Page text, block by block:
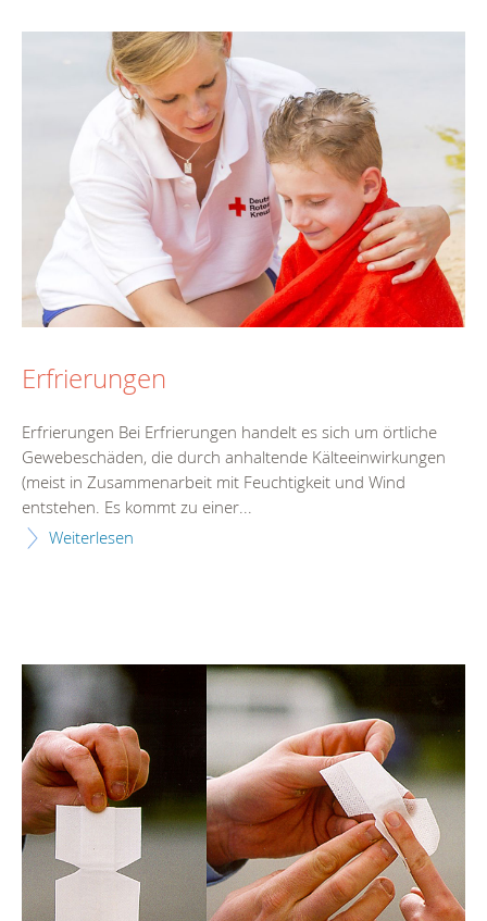
Erfrierungen
Erfrierungen Bei Erfrierungen handelt es sich um örtliche
Gewebeschäden, die durch anhaltende Kälteeinwirkungen
(meist in Zusammenarbeit mit Feuchtigkeit und Wind
entstehen. Es kommt zu einer...
Weiterlesen